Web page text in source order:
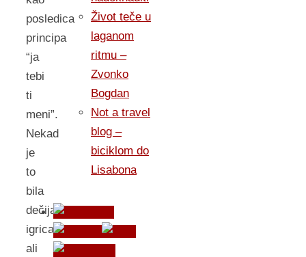
posledica
principa
“ja
tebi
ti
meni”.
Nekad
je
to
bila
dečija
igrica,
ali
Život teče u
laganom
ritmu –
Zvonko
Bogdan
Not a travel
blog –
biciklom do
Lisabona